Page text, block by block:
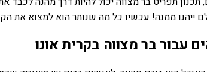
ממנה! עכשיו כל מה שנותר הוא למצוא את
עבור בר מצווה בקרית אונו